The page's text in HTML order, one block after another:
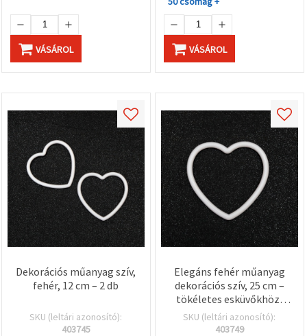
VÁSÁROL VÁSÁROL
Dekorációs műanyag szív,
fehér, 12 cm – 2 db
SKU (leltári azonosító):
403745
Elegáns fehér műanyag
dekorációs szív, 25 cm –
tökéletes esküvőkhöz,
partikhoz és kreatív DIY
hobbi és kézműves
SKU (leltári azonosító):
403749